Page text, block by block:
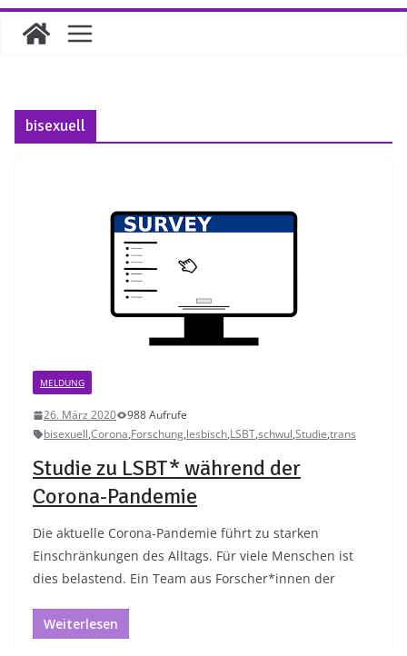
bisexuell
MELDUNG
26. März 2020
988 Aufrufe
bisexuell,Corona,Forschung,lesbisch,LSBT,schwul,Studie,trans
Studie zu LSBT* während der
Corona-Pandemie
Die aktuelle Corona-Pandemie führt zu starken
Einschränkungen des Alltags. Für viele Menschen ist
dies belastend. Ein Team aus Forscher*innen der
Weiterlesen